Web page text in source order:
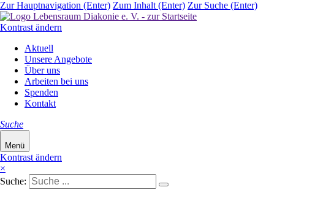
Zur Hauptnavigation (Enter) Zum Inhalt (Enter) Zur Suche (Enter)
Kontrast ändern
überspringen
Aktuell
Unsere Angebote
Über uns
Arbeiten bei uns
Spenden
Kontakt
Suche
Menü
Kontrast ändern
×
Suche: